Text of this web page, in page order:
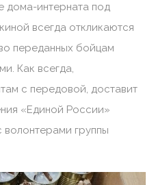
дома-интерната под
всегда откликаются
переданных бойцам
Как всегда,
с передовой, доставит
«Единой России»
группы